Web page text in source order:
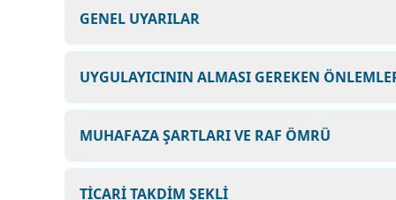
GENEL UYARILAR
UYGULAYICININ ALMASI GEREKEN
MUHAFAZA ŞARTLARI VE RAF ÖMRÜ
TİCARİ TAKDİM ŞEKLİ